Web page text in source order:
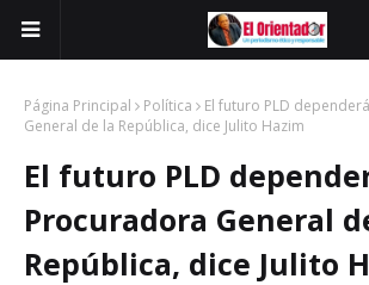
Página Principal Política
El futuro PLD
General de la República, dice Julito Hazim
El futuro PLD
Procuradora General
República, dice Julito